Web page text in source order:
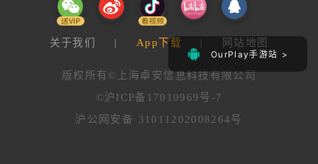
OurPlay手游站 >
关于我们 | App下载 | 网站地图
版权所有©上海卓安信息科技有限公司
©沪ICP备17010969号-7
沪公网安备 31011202008264号